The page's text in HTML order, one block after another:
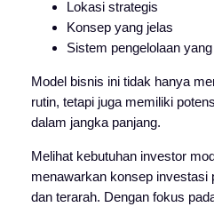
Lokasi strategis
Konsep yang jelas
Sistem pengelolaan
Model bisnis ini tidak hanya
rutin, tetapi juga memiliki
dalam jangka panjang.
Melihat kebutuhan investor
menawarkan konsep investasi
dan terarah. Dengan fokus